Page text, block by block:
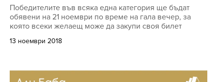
Победителите във всяка една категория ще бъдат
обявени на 21 ноември по време на гала вечер, за
която всеки желаещ може да закупи своя билет
13 ноември 2018